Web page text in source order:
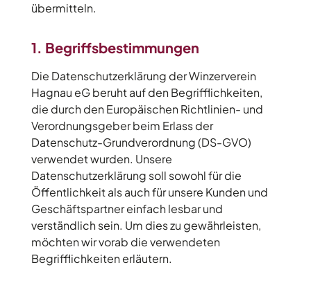
übermitteln.
1. Begriffsbestimmungen
Die Datenschutzerklärung der Winzerverein
Hagnau eG beruht auf den Begrifflichkeiten,
die durch den Europäischen Richtlinien- und
Verordnungsgeber beim Erlass der
Datenschutz-Grundverordnung (DS-GVO)
verwendet wurden. Unsere
Datenschutzerklärung soll sowohl für die
Öffentlichkeit als auch für unsere Kunden und
Geschäftspartner einfach lesbar und
verständlich sein. Um dies zu gewährleisten,
möchten wir vorab die verwendeten
Begrifflichkeiten erläutern.